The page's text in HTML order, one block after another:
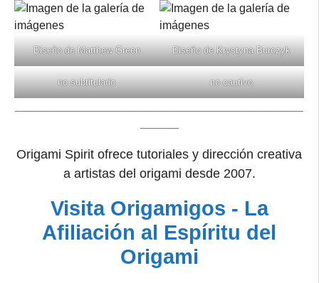
Diseño de Matthew Green Diseño de Krystyna Burczyk
no subtitulado no cautivo
Origami Spirit ofrece tutoriales y dirección creativa
a artistas del origami desde 2007.
Visita Origamigos - La
Afiliación al Espíritu del
Origami